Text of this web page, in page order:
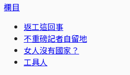
欄目
返工這回事
不重磅記者自留地
女人沒有國家？
工具人